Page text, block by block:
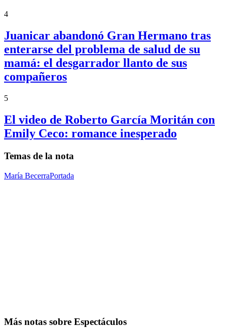
4
Juanicar abandonó Gran Hermano tras
enterarse del problema de salud de su
mamá: el desgarrador llanto de sus
compañeros
5
El video de Roberto García Moritán con
Emily Ceco: romance inesperado
Temas de la nota
María BecerraPortada
Más notas sobre Espectáculos